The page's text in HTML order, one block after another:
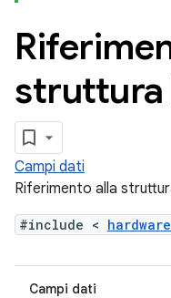
struttura
Campi dati
Riferimento alla
#include <
Campi dati